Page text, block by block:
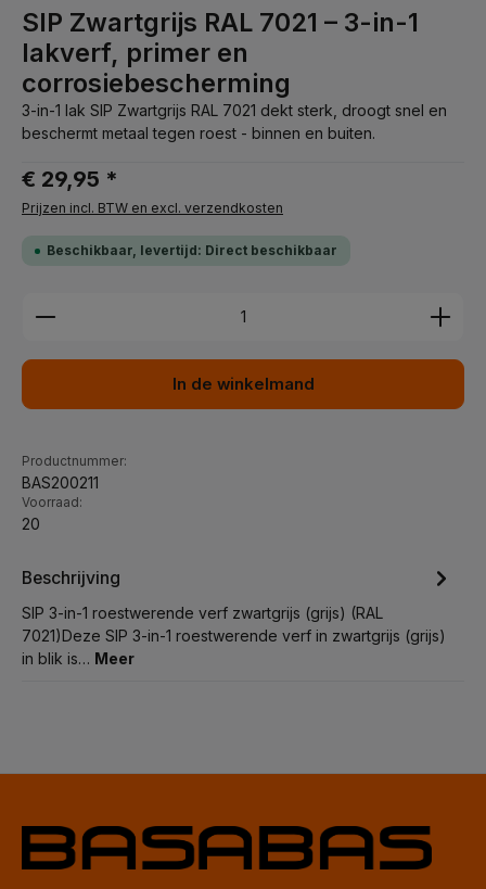
SIP Zwartgrijs RAL 7021 – 3-in-1
lakverf, primer en
corrosiebescherming
3-in-1 lak SIP Zwartgrijs RAL 7021 dekt sterk, droogt snel en
beschermt metaal tegen roest - binnen en buiten.
€ 29,95 *
Prijzen incl. BTW en excl. verzendkosten
Beschikbaar, levertijd: Direct beschikbaar
Producthoeveelheid: Voer de gewenste
In de winkelmand
Productnummer:
BAS200211
Voorraad:
20
Beschrijving
SIP 3-in-1 roestwerende verf zwartgrijs (grijs) (RAL
7021)Deze SIP 3-in-1 roestwerende verf in zwartgrijs (grijs)
in blik is… Meer